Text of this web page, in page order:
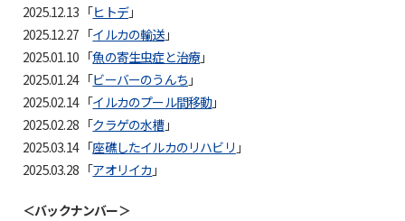
2025.12.13 「ヒトデ」
2025.12.27 「イルカの輸送」
2025.01.10 「魚の寄生虫症と治療」
2025.01.24 「ビーバーのうんち 」
2025.02.14 「イルカのプール間移動」
2025.02.28 「クラゲの水槽」
2025.03.14 「座礁したイルカのリハビリ 」
2025.03.28 「アオリイカ 」
＜バックナンバー＞